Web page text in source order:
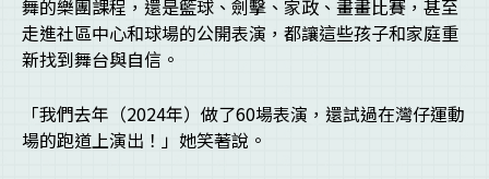
舞的樂團課程，還是籃球、劍擊、家政、畫畫比賽，甚至
走進社區中心和球場的公開表演，都讓這些孩子和家庭重
新找到舞台與自信。
「我們去年（2024年）做了60場表演，還試過在灣仔運動
場的跑道上演出！」她笑著說。